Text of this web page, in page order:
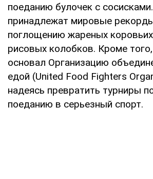
поеданию булочек с
принадлежат мировые
поглощению жареных
рисовых колобков. Кроме
основал Организацию
едой (United Food Fighters
надеясь превратить турниры
поеданию в серьезный спорт.